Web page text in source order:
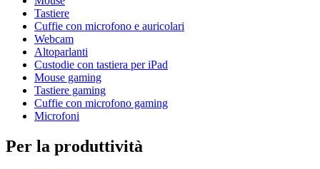
Tastiere
Cuffie con microfono e auricolari
Webcam
Altoparlanti
Custodie con tastiera per iPad
Mouse gaming
Tastiere gaming
Cuffie con microfono gaming
Microfoni
Per la produttività